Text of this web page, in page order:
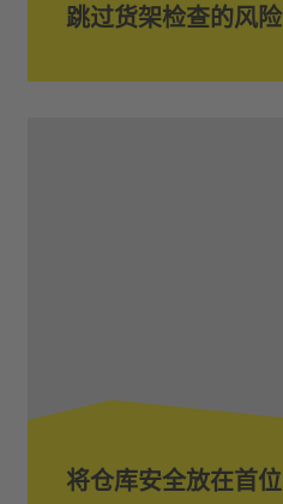
跳过货架检查的风险
将仓库安全放在首位